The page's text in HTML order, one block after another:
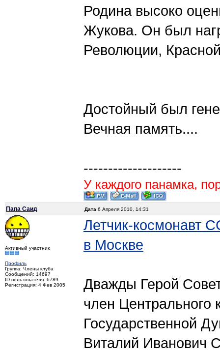
Родина высоко
Жукова. Он был
Революции,
Достойный был
Вечная память....
--------------------
У каждого панамка,
Папа Саид Дата 6 Апреля 2010, 14:31
Активный участник
Профиль
Группа: Члены клуба
Сообщений: 14697
ID пользователя: 6789
Регистрация: 4 Фев 2005
Летчик-космонавт
в Москве
Дважды Герой
член Центрального
Государственной
Виталий Иванович